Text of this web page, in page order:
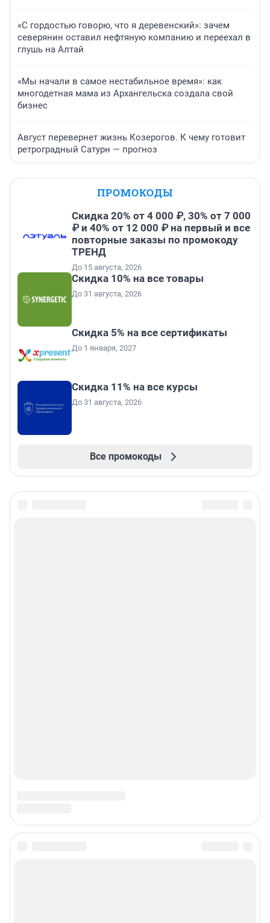
«С гордостью говорю, что я деревенский»: зачем
северянин оставил нефтяную компанию и переехал в
глушь на Алтай
«Мы начали в самое нестабильное время»: как
многодетная мама из Архангельска создала свой
бизнес
Август перевернет жизнь Козерогов. К чему готовит
ретроградный Сатурн — прогноз
ПРОМОКОДЫ
Скидка 20% от 4 000 ₽, 30% от 7 000
₽ и 40% от 12 000 ₽ на первый и все
повторные заказы по промокоду
ТРЕНД
До 15 августа, 2026
Скидка 10% на все товары
До 31 августа, 2026
Скидка 5% на все сертификаты
До 1 января, 2027
Скидка 11% на все курсы
До 31 августа, 2026
Все промокоды